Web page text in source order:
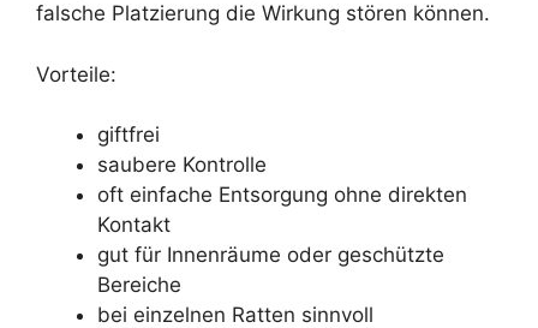
falsche Platzierung die Wirkung stören können.
Vorteile:
giftfrei
saubere Kontrolle
oft einfache Entsorgung ohne direkten
Kontakt
gut für Innenräume oder geschützte
Bereiche
bei einzelnen Ratten sinnvoll